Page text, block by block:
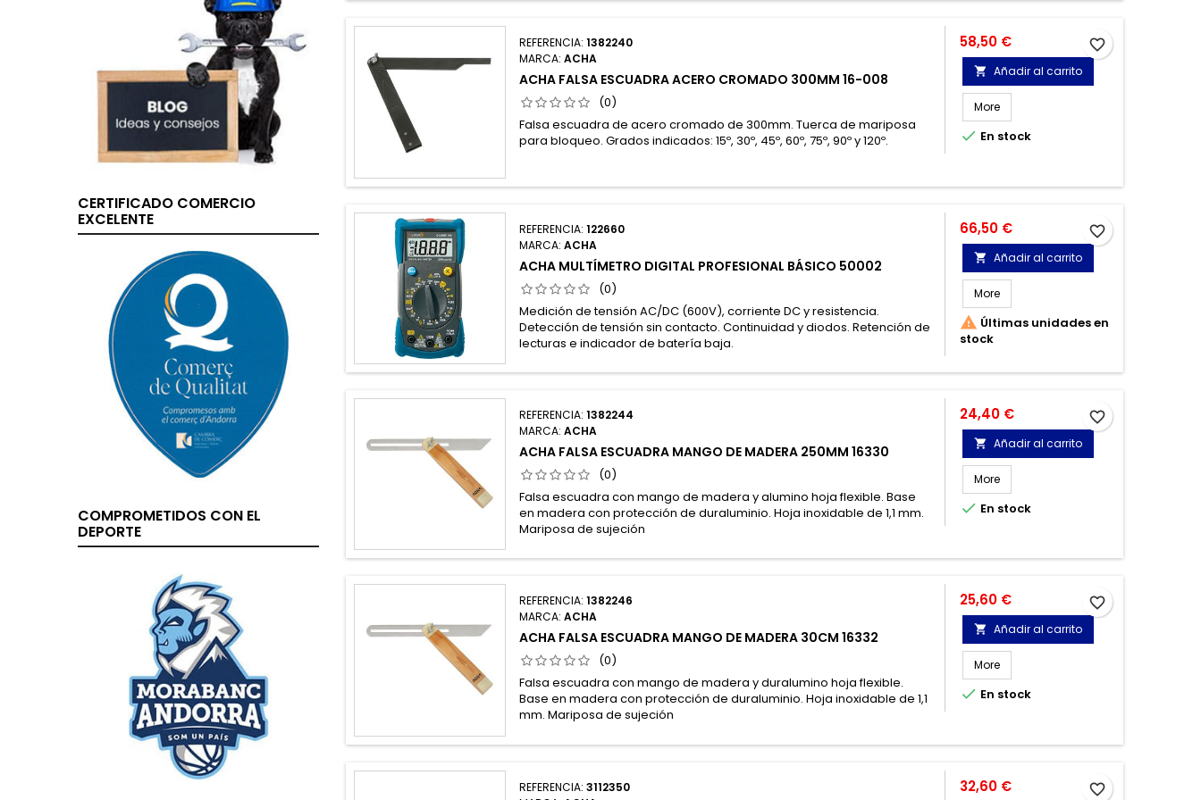
CERTIFICADO COMERCIO
EXCELENTE
COMPROMETIDOS CON EL
DEPORTE
REFERENCIA:1382240
MARCA:ACHA
ACHA FALSA ESCUADRA ACERO CROMADO 300MM 16-008
(0)
Falsa escuadra de acero cromado de 300mm. Tuerca de mariposa
para bloqueo. Grados indicados: 15º, 30º, 45º, 60º, 75º, 90º y 120º.
Precio
58,50 €
 Añadir al carrito
More
 En stock
favorite_border
REFERENCIA:122660
MARCA:ACHA
ACHA MULTÍMETRO DIGITAL PROFESIONAL BÁSICO 50002
(0)
Medición de tensión AC/DC (600V), corriente DC y resistencia.
Detección de tensión sin contacto. Continuidad y diodos. Retención de
lecturas e indicador de batería baja.
Precio
66,50 €
 Añadir al carrito
More
 Últimas unidades en
stock
favorite_border
REFERENCIA:1382244
MARCA:ACHA
ACHA FALSA ESCUADRA MANGO DE MADERA 250MM 16330
(0)
Falsa escuadra con mango de madera y alumino hoja flexible. Base
en madera con protección de duraluminio. Hoja inoxidable de 1,1 mm.
Mariposa de sujeción
Precio
24,40 €
 Añadir al carrito
More
 En stock
favorite_border
REFERENCIA:1382246
MARCA:ACHA
ACHA FALSA ESCUADRA MANGO DE MADERA 30CM 16332
(0)
Falsa escuadra con mango de madera y duralumino hoja flexible.
Base en madera con protección de duraluminio. Hoja inoxidable de 1,1
mm. Mariposa de sujeción
Precio
25,60 €
 Añadir al carrito
More
 En stock
favorite_border
REFERENCIA:3112350
Precio
32,60 € favorite_border